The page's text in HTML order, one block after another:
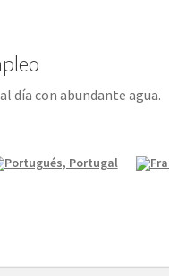
día con abundante agua.